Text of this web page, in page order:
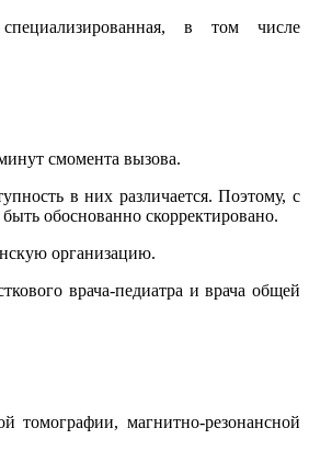
в том числе
смомента вызова.
в них различается. Поэтому, с
обоснованно скорректировано.
организацию.
врача-педиатра и врача общей
томографии, магнитно-резонансной